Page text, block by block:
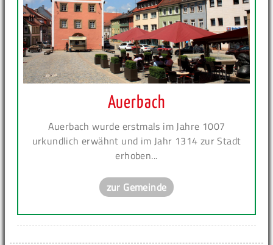
Auerbach
Auerbach wurde erstmals im Jahre 1007
urkundlich erwähnt und im Jahr 1314 zur Stadt
erhoben...
zur Gemeinde